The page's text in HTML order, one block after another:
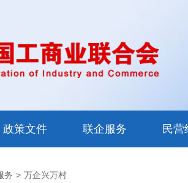
政策文件 联企服务 民营
务 > 万企兴万村